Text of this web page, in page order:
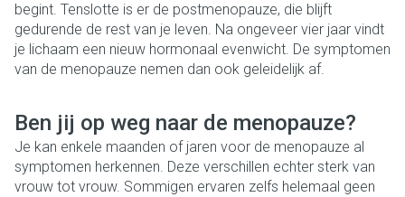
begint. Tenslotte is er de postmenopauze, die blijft
gedurende de rest van je leven. Na ongeveer vier jaar vindt
je lichaam een nieuw hormonaal evenwicht. De symptomen
van de menopauze nemen dan ook geleidelijk af.
Ben jij op weg naar de menopauze?
Je kan enkele maanden of jaren voor de menopauze al
symptomen herkennen. Deze verschillen echter sterk van
vrouw tot vrouw. Sommigen ervaren zelfs helemaal geen